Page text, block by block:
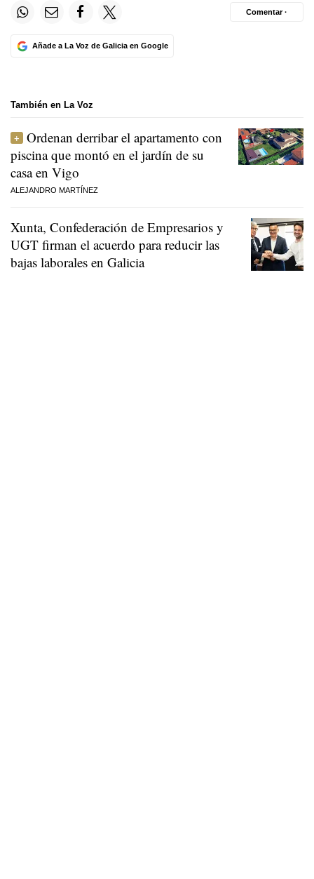
Añade a La Voz de Galicia en Google
Comentar ·
También en La Voz
Ordenan derribar el apartamento con
piscina que montó en el jardín de su
casa en Vigo
ALEJANDRO MARTÍNEZ
Xunta, Confederación de Empresarios y
UGT firman el acuerdo para reducir las
bajas laborales en Galicia